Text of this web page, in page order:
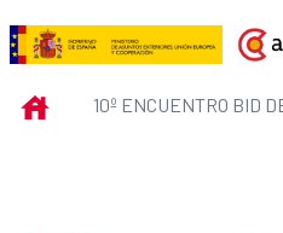
Skip to Main Content
10º Encuentro
INICIO